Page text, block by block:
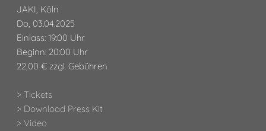
JAKI, Köln
Do, 03.04.2025
Einlass: 19:00 Uhr
Beginn: 20:00 Uhr
22,00 € zzgl. Gebühren
> Tickets
> Download Press Kit
> Video